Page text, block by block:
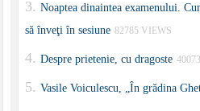
Noaptea dinaintea examenului.
să înveţi în sesiune 82785 VIEWS
Despre prietenie, cu dragoste
Vasile Voiculescu, „În grădina